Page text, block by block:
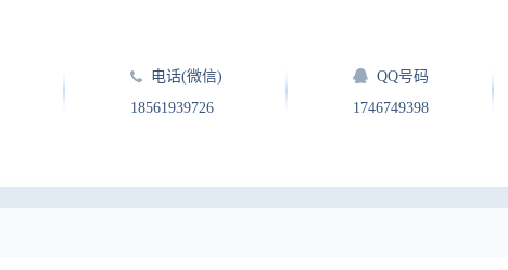
电话(微信)
18561939726
QQ号码
1746749398